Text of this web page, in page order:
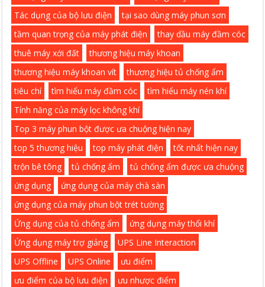
Tác dụng của bộ lưu điện
tại sao dùng máy phun sơn
tầm quan trọng của máy phát điện
thay dầu máy đầm cóc
thuê máy xới đất
thương hiệu máy khoan
thương hiệu máy khoan vít
thương hiệu tủ chống ẩm
tiêu chí
tìm hiểu máy đầm cóc
tìm hiểu máy nén khí
Tính năng của máy lọc không khí
Top 3 máy phun bột được ưa chuộng hiện nay
top 5 thương hiệu
top máy phát điện
tốt nhất hiện nay
trộn bê tông
tủ chống ẩm
tủ chống ẩm được ưa chuộng
ứng dụng
ứng dụng của máy chà sàn
ứng dụng của máy phun bột trét tường
Ứng dụng của tủ chống ẩm
ứng dụng máy thổi khí
Ứng dụng máy trợ giảng
UPS Line Interaction
UPS Offline
UPS Online
ưu điểm
ưu điểm của bộ lưu điện
ưu nhược điểm